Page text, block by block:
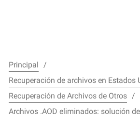
Principal
Recuperación de archivos en Estados
Recuperación de Archivos de Otros
Archivos .AOD eliminados: solución